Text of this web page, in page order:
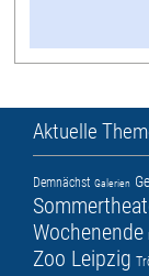
Aktuelle
Demnächst Galerien
Wochenende
Zoo Leipzig